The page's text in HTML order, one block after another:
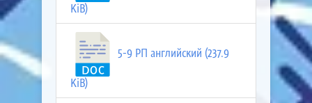
KiB)
5-9 РП английский (237.9
KiB)